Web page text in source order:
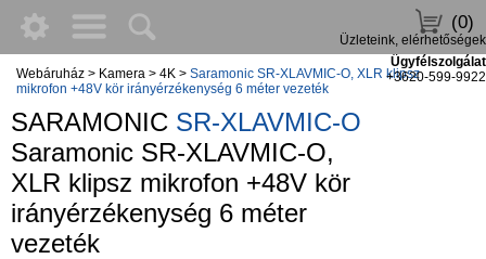
(0)
Üzleteink, elérhetőségek
Ügyfélszolgálat
+3620-599-9922
Webáruház > Kamera > 4K > Saramonic SR-XLAVMIC-O, XLR klipsz
mikrofon +48V kör irányérzékenység 6 méter vezeték
SARAMONIC SR-XLAVMIC-O
Saramonic SR-XLAVMIC-O,
XLR klipsz mikrofon +48V kör
irányérzékenység 6 méter
vezeték